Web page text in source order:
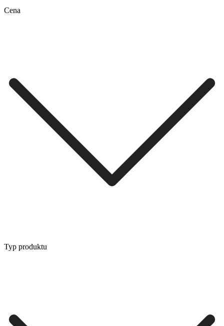
Cena
Typ produktu